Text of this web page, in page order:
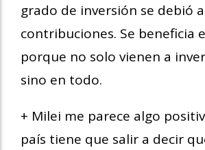
grado de inversión se debió
contribuciones. Se beneficia
porque no solo vienen a
sino en todo.
+ Milei me parece algo
país tiene que salir a decir